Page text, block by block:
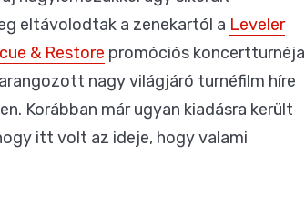
eltávolodtak a zenekartól a Leveler
& Restore promóciós koncertturnéja
nagy világjáró turnéfilm híre
Korábban már ugyan kiadásra került
itt volt az ideje, hogy valami